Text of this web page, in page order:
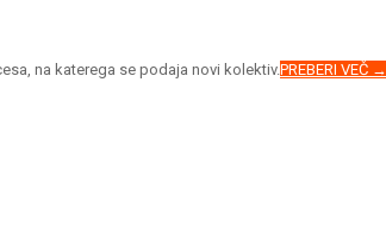
na katerega se podaja novi kolektiv.PREBERI VEČ →